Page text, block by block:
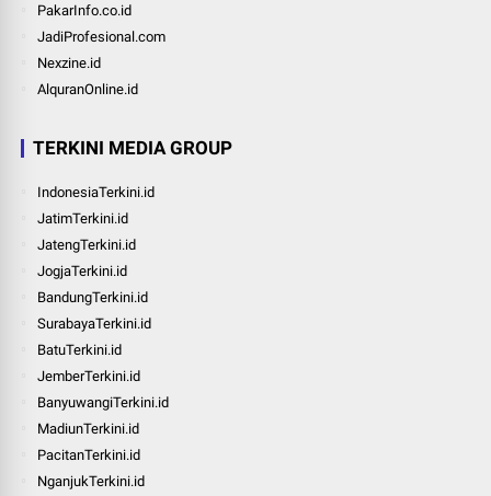
PakarInfo.co.id
JadiProfesional.com
Nexzine.id
AlquranOnline.id
TERKINI MEDIA GROUP
IndonesiaTerkini.id
JatimTerkini.id
JatengTerkini.id
JogjaTerkini.id
BandungTerkini.id
SurabayaTerkini.id
BatuTerkini.id
JemberTerkini.id
BanyuwangiTerkini.id
MadiunTerkini.id
PacitanTerkini.id
NganjukTerkini.id